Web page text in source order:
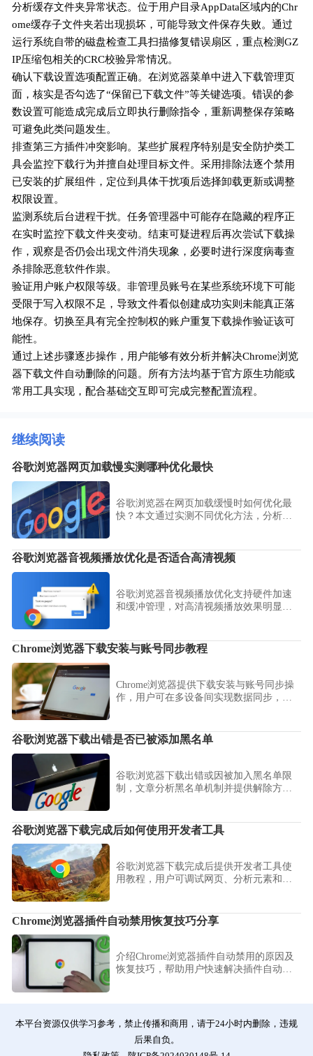
分析缓存文件夹异常状态。位于用户目录AppData区域内的Chr
ome缓存子文件夹若出现损坏，可能导致文件保存失败。通过
运行系统自带的磁盘检查工具扫描修复错误扇区，重点检测GZ
IP压缩包相关的CRC校验异常情况。
确认下载设置选项配置正确。在浏览器菜单中进入下载管理页
面，核实是否勾选了“保留已下载文件”等关键选项。错误的参
数设置可能造成完成后立即执行删除指令，重新调整保存策略
可避免此类问题发生。
排查第三方插件冲突影响。某些扩展程序特别是安全防护类工
具会监控下载行为并擅自处理目标文件。采用排除法逐个禁用
已安装的扩展组件，定位到具体干扰项后选择卸载更新或调整
权限设置。
监测系统后台进程干扰。任务管理器中可能存在隐藏的程序正
在实时监控下载文件夹变动。结束可疑进程后再次尝试下载操
作，观察是否仍会出现文件消失现象，必要时进行深度病毒查
杀排除恶意软件作祟。
验证用户账户权限等级。非管理员账号在某些系统环境下可能
受限于写入权限不足，导致文件看似创建成功实则未能真正落
地保存。切换至具有完全控制权的账户重复下载操作验证该可
能性。
通过上述步骤逐步操作，用户能够有效分析并解决Chrome浏览
器下载文件自动删除的问题。所有方法均基于官方原生功能或
常用工具实现，配合基础交互即可完成完整配置流程。
继续阅读
谷歌浏览器网页加载慢实测哪种优化最快
谷歌浏览器在网页加载缓慢时如何优化最
快？本文通过实测不同优化方法，分析加
谷歌浏览器音视频播放优化是否适合高清视频
谷歌浏览器音视频播放优化支持硬件加速
和缓冲管理，对高清视频播放效果明显。
Chrome浏览器下载安装与账号同步教程
Chrome浏览器提供下载安装与账号同步操
作，用户可在多设备间实现数据同步，提
谷歌浏览器下载出错是否已被添加黑名单
谷歌浏览器下载出错或因被加入黑名单限
制，文章分析黑名单机制并提供解除方
谷歌浏览器下载完成后如何使用开发者工具
谷歌浏览器下载完成后提供开发者工具使
用教程，用户可调试网页、分析元素和网
Chrome浏览器插件自动禁用恢复技巧分享
介绍Chrome浏览器插件自动禁用的原因及
恢复技巧，帮助用户快速解决插件自动禁
本平台资源仅供学习参考，禁止传播和商用，请于24小时内删除，违规
后果自负。